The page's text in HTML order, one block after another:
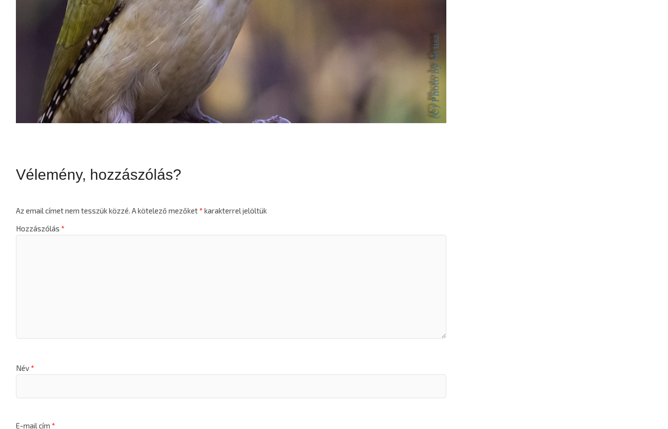
Vélemény, hozzászólás?
Az email címet nem tesszük közzé. A kötelező mezőket* karakterrel jelöltük
Hozzászólás *
Név*
E-mail cím *